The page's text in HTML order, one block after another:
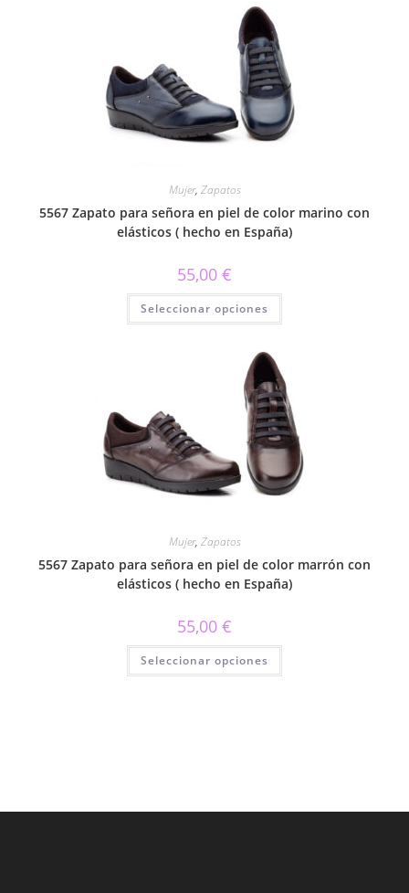
pueden
elegir
en
la
página
de
producto
Mujer, Zapatos
5567 Zapato para señora en piel de color marino con
elásticos ( hecho en España)
55,00 €
Seleccionar opciones
Este
tiene
opciones
se
pueden
elegir
en
la
página
producto
Mujer, Zapatos
5567 Zapato para señora en piel de color marrón con
elásticos ( hecho en España)
55,00 €
Seleccionar opciones
Este
tiene
de